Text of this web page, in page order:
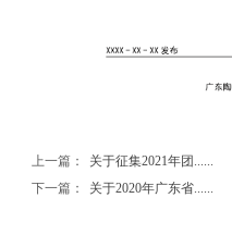
上一篇：
关于征集2021年团......
下一篇：
关于2020年广东省......